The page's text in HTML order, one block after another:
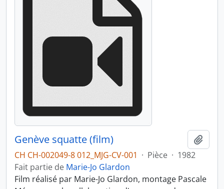
Genève squatte (film)
CH CH-002049-8 012_MJG-CV-001 · Pièce · 1982
Fait partie de Marie-Jo Glardon
Film réalisé par Marie-Jo Glardon, montage Pascale